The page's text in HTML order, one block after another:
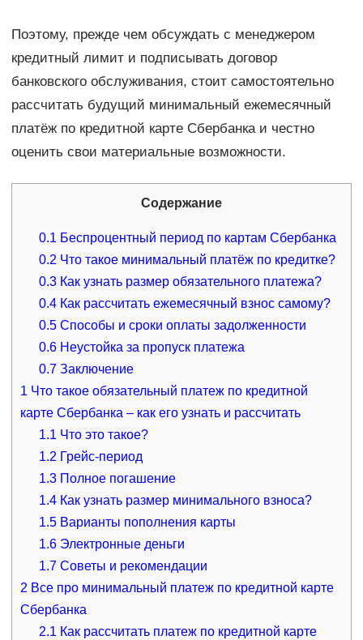
Поэтому, прежде чем обсуждать с менеджером
кредитный лимит и подписывать договор
банковского обслуживания, стоит самостоятельно
рассчитать будущий минимальный ежемесячный
платёж по кредитной карте Сбербанка и честно
оценить свои материальные возможности.
Содержание
0.1 Беспроцентный период по картам Сбербанка
0.2 Что такое минимальный платёж по кредитке?
0.3 Как узнать размер обязательного платежа?
0.4 Как рассчитать ежемесячный взнос самому?
0.5 Способы и сроки оплаты задолженности
0.6 Неустойка за пропуск платежа
0.7 Заключение
1 Что такое обязательный платеж по кредитной
карте Сбербанка – как его узнать и рассчитать
1.1 Что это такое?
1.2 Грейс-период
1.3 Полное погашение
1.4 Как узнать размер минимального взноса?
1.5 Варианты пополнения карты
1.6 Электронные деньги
1.7 Советы и рекомендации
2 Все про минимальный платеж по кредитной карте
Сбербанка
2.1 Как рассчитать платеж по кредитной карте